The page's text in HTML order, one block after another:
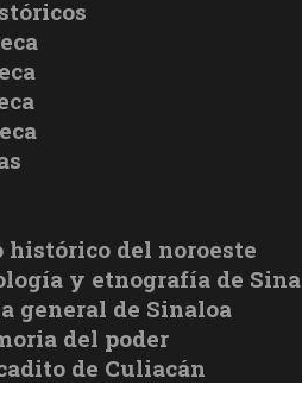
histórico del noroeste
y etnografía de
general de Sinaloa
del poder
de Culiacán